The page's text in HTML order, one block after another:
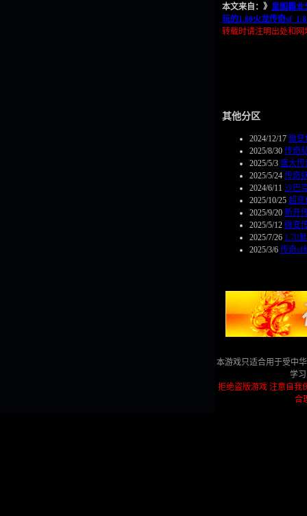
本文来自：》 皇图霸业
玩的1.80火龙传奇
转载时请注明出处和网
其他分区
2024/12/17 微变
2025/8/30 传奇
2025/5/3 盛大传
2025/5/24 传奇
2024/6/11 沙巴
2025/10/25 超变
2025/9/20 新开
2025/5/12 微变
2025/7/26 1.70
2025/3/6 传奇sf
本游戏只适合用于受中
学
拒绝盗版游戏 注意自我
合